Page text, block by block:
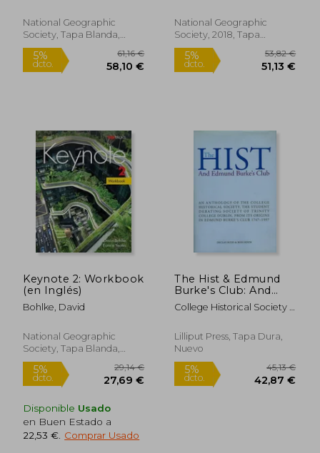
5%
dcto.
47,49 €
45,12 €
5%
dcto.
National Geographic
Society, Tapa Blanda,
Nuevo
dcto.
National Geographic
Society, 2018, Tapa
Blanda, Nuevo
Keynote 2: Workbook
(en Inglés)
Bohlke, David
National Geographic
Society, Tapa Blanda,
Nuevo
Disponible Usado
en Buen Estado a
22,53 € Comprar Usado
The Hist & Edmund
Burke's Club: And
Edmund Burke's Club
(en Inglés)
College Historical Society ;
Lilliput Press, Tapa Dura,
Nuevo